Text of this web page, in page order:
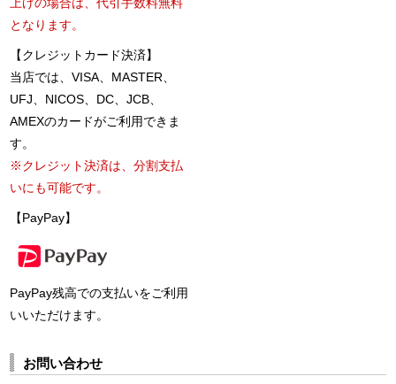
となります。
【クレジットカード決済】
当店では、VISA、MASTER、
UFJ、NICOS、DC、JCB、
AMEXのカードがご利用できま
す。
※クレジット決済は、分割支払
いにも可能です。
【PayPay】
PayPay残高での支払いをご利用
いいただけます。
お問い合わせ